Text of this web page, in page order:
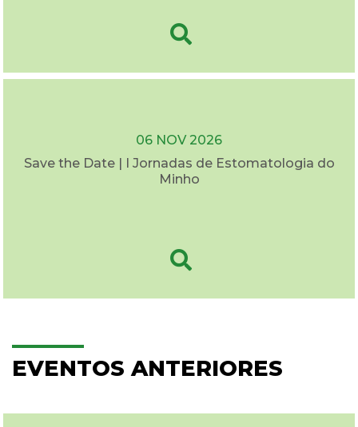
06 NOV 2026
Save the Date | I Jornadas de Estomatologia do
Minho
EVENTOS ANTERIORES